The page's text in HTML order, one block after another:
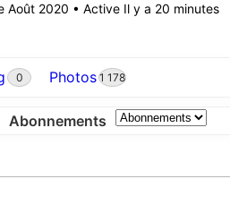
Août 2020 • Active Il y a 20 minutes
0 Photos 1 178
Abonnements